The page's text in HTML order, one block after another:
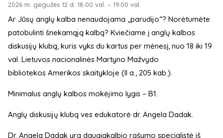
2026 m. gegužės 12 d. 18.00 val. – 19.00 val.
Ar Jūsų anglų kalba nenaudojama „parudijo“? Norėtumėte
patobulinti šnekamąją kalbą? Kviečiame į anglų kalbos
diskusijų klubą, kuris vyks du kartus per mėnesį, nuo 18 iki 19
val. Lietuvos nacionalinės Martyno Mažvydo
bibliotekos Amerikos skaitykloje (II a., 205 kab.).
Minimalus anglų kalbos mokėjimo lygis – B1.
Anglų diskusijų klubą ves edukatorė dr. Angela Dadak.
Dr. Angela Dadak yra daugiakalbio rašymo specialistė iš